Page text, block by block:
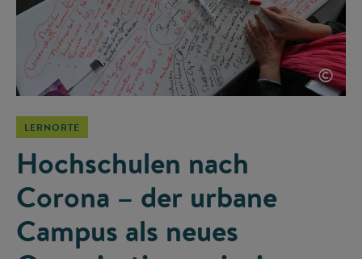
©
LERNORTE
Hochschulen nach
Corona – der urbane
Campus als neues